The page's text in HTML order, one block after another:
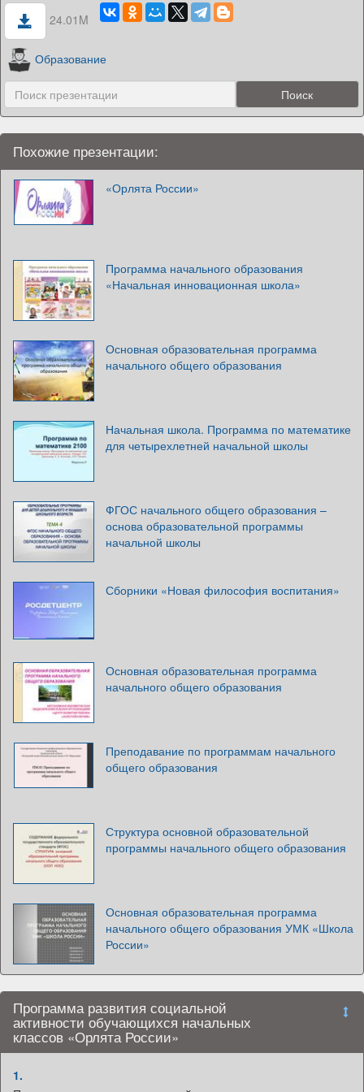
24.01M
Образование
Похожие презентации:
«Орлята России»
Программа начального образования
«Начальная инновационная школа»
Основная образовательная программа
начального общего образования
Начальная школа. Программа по математике
для четырехлетней начальной школы
ФГОС начального общего образования –
основа образовательной программы
начальной школы
Сборники «Новая философия воспитания»
Основная образовательная программа
начального общего образования
Преподавание по программам начального
общего образования
Структура основной образовательной
программы начального общего образования
Основная образовательная программа
начального общего образования УМК «Школа
России»
Программа развития социальной
активности обучающихся начальных
классов «Орлята России»
1.